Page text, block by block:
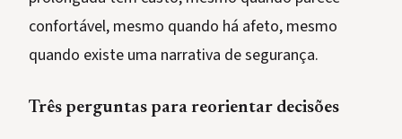
confortável, mesmo quando há afeto, mesmo
quando existe uma narrativa de segurança.
Três perguntas para reorientar decisões